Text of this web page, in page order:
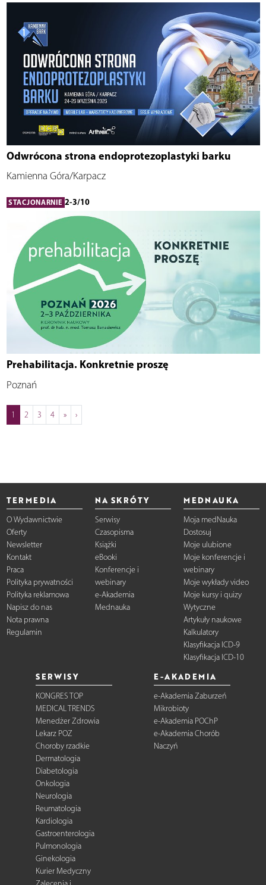
Odwrócona strona endoprotezoplastyki barku
Kamienna Góra/Karpacz
STACJONARNIE 2-3/10
Prehabilitacja. Konkretnie proszę
Poznań
1 2 3 4 » ›
TERMEDIA
O Wydawnictwie
Oferty
Newsletter
Kontakt
Praca
Polityka prywatności
Polityka reklamowa
Napisz do nas
Nota prawna
Regulamin
NA SKRÓTY
Serwisy
Czasopisma
Książki
eBooki
Konferencje i
webinary
e-Akademia
Mednauka
MEDNAUKA
Moja medNauka
Dostosuj
Moje ulubione
Moje konferencje i
webinary
Moje wykłady video
Moje kursy i quizy
Wytyczne
Artykuły naukowe
Kalkulatory
Klasyfikacja ICD-9
Klasyfikacja ICD-10
SERWISY
KONGRES TOP
MEDICAL TRENDS
Menedżer Zdrowia
Lekarz POZ
Choroby rzadkie
Dermatologia
Diabetologia
Onkologia
Neurologia
Reumatologia
Kardiologia
Gastroenterologia
Pulmonologia
Ginekologia
Kurier Medyczny
E-AKADEMIA
e-Akademia Zaburzeń
Mikrobioty
e-Akademia POChP
e-Akademia Chorób
Naczyń